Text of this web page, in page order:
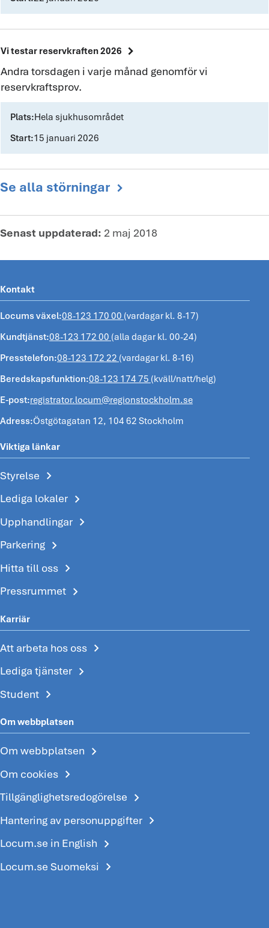
Vi testar reservkraften 2026 chevron_right
Andra torsdagen i varje månad genomför vi
reservkraftsprov.
Plats:Hela sjukhusområdet
Start:15 januari 2026
Se alla störningar chevron_right
Senast uppdaterad: 2 maj 2018
Kontakt
Locums växel:08-123 170 00 (vardagar kl. 8-17)
Kundtjänst:08-123 172 00 (alla dagar kl. 00-24)
Presstelefon:08-123 172 22 (vardagar kl. 8-16)
Beredskapsfunktion:08-123 174 75 (kväll/natt/helg)
E-post:registrator.locum@regionstockholm.se
Adress:Östgötagatan 12, 104 62 Stockholm
Viktiga länkar
Styrelse chevron_right
Lediga lokaler chevron_right
Upphandlingar chevron_right
Parkering chevron_right
Hitta till oss chevron_right
Pressrummet chevron_right
Karriär
Att arbeta hos oss chevron_right
Lediga tjänster chevron_right
Student chevron_right
Om webbplatsen
Om webbplatsen chevron_right
Om cookies chevron_right
Tillgänglighetsredogörelse chevron_right
Hantering av personuppgifter chevron_right
Locum.se in English chevron_right
Locum.se Suomeksi chevron_right